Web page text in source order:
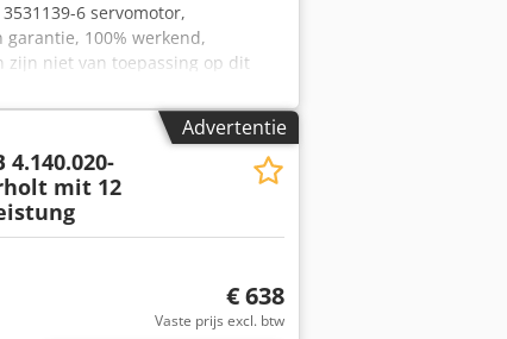
6 servomotor,
100% werkend,
zijn niet van toepassing op dit
en verzendkosten! LET OP: De
Crjdjk Ru A Ujpfx Acfof
Advertentie
4.140.020-
mit 12
€ 638
Vaste prijs excl. btw